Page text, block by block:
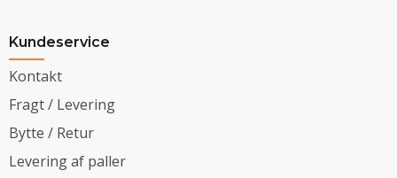
Kundeservice
Kontakt
Fragt / Levering
Bytte / Retur
Levering af paller